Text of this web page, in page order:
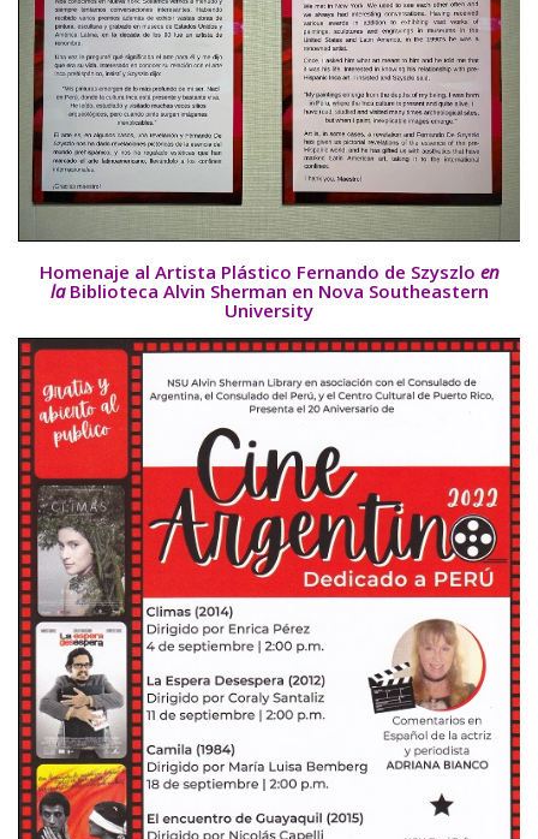
Homenaje al Artista Plástico Fernando de Szyszlo en
la Biblioteca Alvin Sherman en Nova Southeastern
University